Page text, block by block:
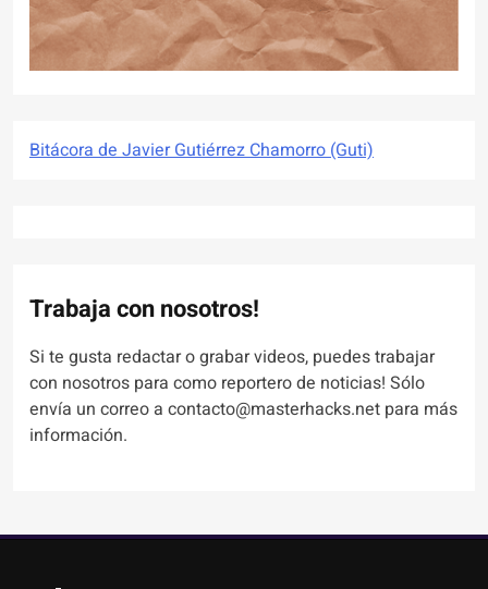
Bitácora de Javier Gutiérrez Chamorro (Guti)
Trabaja con nosotros!
Si te gusta redactar o grabar videos, puedes trabajar
con nosotros para como reportero de noticias! Sólo
envía un correo a contacto@masterhacks.net para más
información.